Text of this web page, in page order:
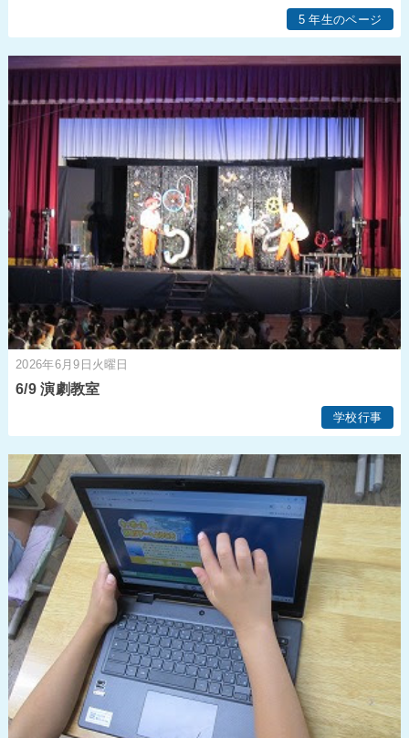
5 年生のページ
2026年6月9日火曜日
6/9 演劇教室
学校行事